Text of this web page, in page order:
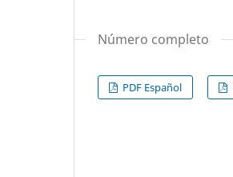
Número completo
PDF Español